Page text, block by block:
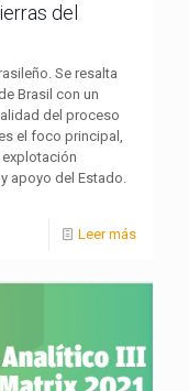
del
Se resalta
Brasil con un
del proceso
el foco principal,
explotación
apoyo del Estado.
Leer más